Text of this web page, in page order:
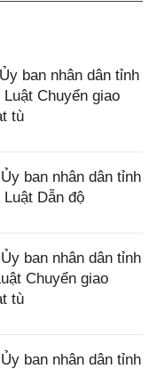
ban nhân dân tỉnh
Chuyển giao
tù
ban nhân dân tỉnh
Dẫn độ
ban nhân dân tỉnh
Chuyển giao
tù
ban nhân dân tỉnh